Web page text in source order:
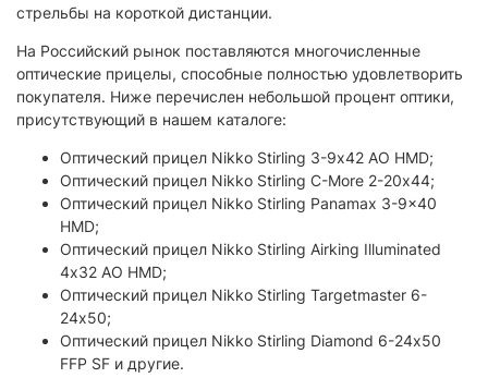
стрельбы на короткой дистанции.
На Российский рынок поставляются многочисленные
оптические прицелы, способные полностью удовлетворить
покупателя. Ниже перечислен небольшой процент оптики,
присутствующий в нашем каталоге:
Оптический прицел Nikko Stirling 3-9х42 AO HMD;
Оптический прицел Nikko Stirling C-More 2-20х44;
Оптический прицел Nikko Stirling Panamax 3-9x40
HMD;
Оптический прицел Nikko Stirling Airking Illuminated
4х32 AO HMD;
Оптический прицел Nikko Stirling Targetmaster 6-
24х50;
Оптический прицел Nikko Stirling Diamond 6-24х50
FFP SF и другие.